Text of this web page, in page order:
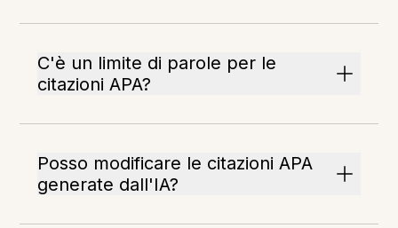
C'è un limite di parole per le
citazioni APA?
Posso modificare le citazioni APA
generate dall'IA?